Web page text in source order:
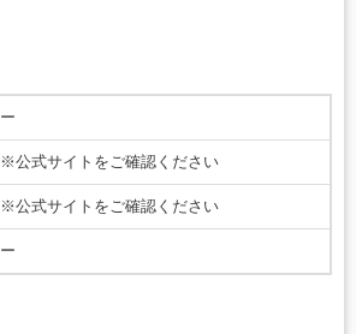
ー
※公式サイトをご確認ください
※公式サイトをご確認ください
ー